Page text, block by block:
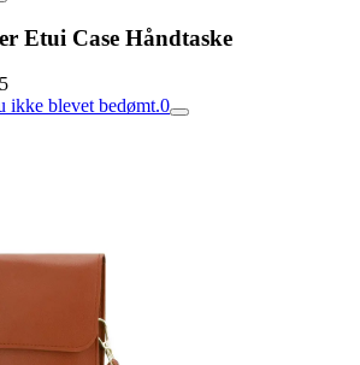
Etui Case Håndtaske
ikke blevet bedømt.0